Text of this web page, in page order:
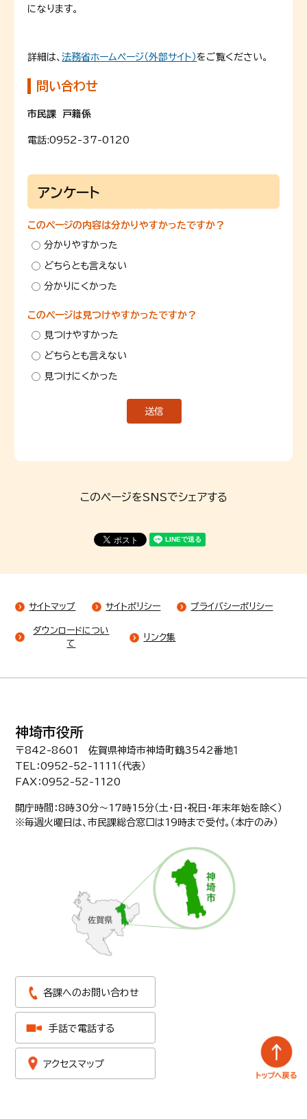
になります。
詳細は、法務省ホームページ（外部サイト） をご覧ください。
問い合わせ
市民課 戸籍係
電話:0952-37-0120
アンケート
このページの内容は分かりやすかったですか？
分かりやすかった
どちらとも言えない
分かりにくかった
このページは見つけやすかったですか？
見つけやすかった
どちらとも言えない
見つけにくかった
このページをSNSでシェアする
サイトマップ サイトポリシー プライバシーポリシー
ダウンロードについ
て
リンク集
神埼市役所
〒842-8601 佐賀県神埼市神埼町鶴3542番地１
TEL：0952-52-1111（代表）
FAX：0952-52-1120
開庁時間：8時30分〜17時15分（土・日・祝日・年末年始を除く）
※毎週火曜日は、市民課総合窓口は19時まで受付。（本庁のみ）
各課へのお問い合わせ
手話で電話する
アクセスマップ